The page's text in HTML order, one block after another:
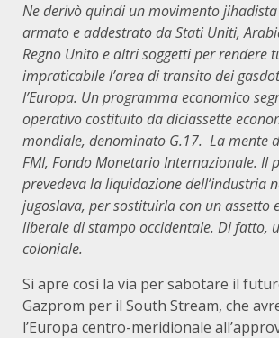
Ne derivò quindi un movimento
armato e addestrato da Stati Uniti,
Regno Unito e altri soggetti per rendere
impraticabile l’area di transito dei
l’Europa. Un programma economico
operativo costituito da diciassette
mondiale, denominato G.17. La mente
FMI, Fondo Monetario Internazionale. Il
prevedeva la liquidazione dell’industria
jugoslava, per sostituirla con un assetto
liberale di stampo occidentale. Di fatto,
coloniale.
Si apre così la via per sabotare il
Gazprom per il South Stream, che
l’Europa centro-meridionale